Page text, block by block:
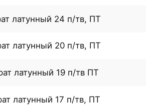
латунный 24 п/тв, ПТ
латунный 20 п/тв, ПТ
латунный 19 п/тв ПТ
латунный 17 п/тв, ПТ